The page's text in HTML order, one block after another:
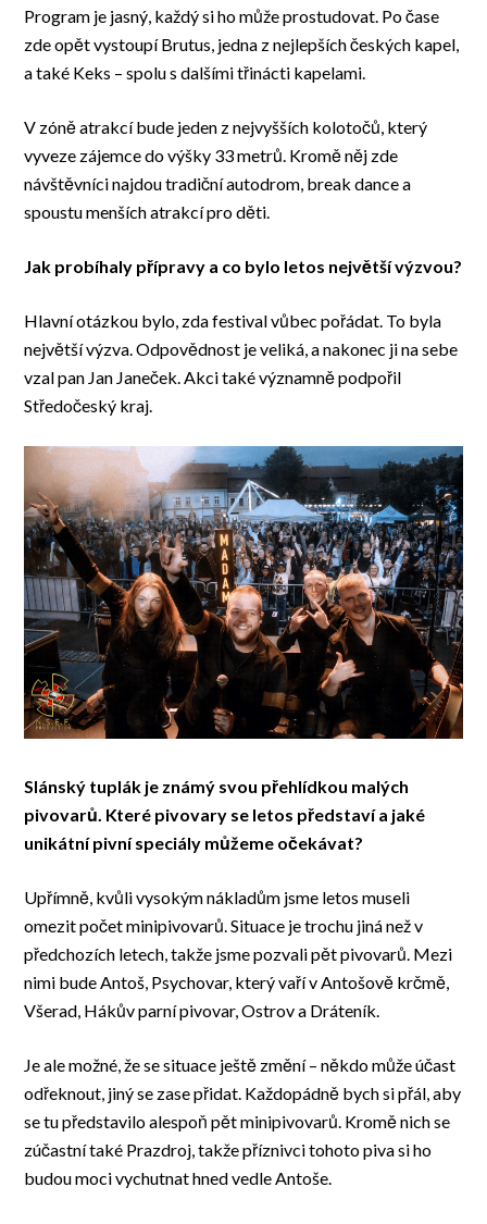
Program je jasný, každý si ho může prostudovat. Po čase
zde opět vystoupí Brutus, jedna z nejlepších českých kapel,
a také Keks – spolu s dalšími třinácti kapelami.
V zóně atrakcí bude jeden z nejvyšších kolotočů, který
vyveze zájemce do výšky 33 metrů. Kromě něj zde
návštěvníci najdou tradiční autodrom, break dance a
spoustu menších atrakcí pro děti.
Jak probíhaly přípravy a co bylo letos největší výzvou?
Hlavní otázkou bylo, zda festival vůbec pořádat. To byla
největší výzva. Odpovědnost je veliká, a nakonec ji na sebe
vzal pan Jan Janeček. Akci také významně podpořil
Středočeský kraj.
Slánský tuplák je známý svou přehlídkou malých
pivovarů. Které pivovary se letos představí a jaké
unikátní pivní speciály můžeme očekávat?
Upřímně, kvůli vysokým nákladům jsme letos museli
omezit počet minipivovarů. Situace je trochu jiná než v
předchozích letech, takže jsme pozvali pět pivovarů. Mezi
nimi bude Antoš, Psychovar, který vaří v Antošově krčmě,
Všerad, Hákův parní pivovar, Ostrov a Dráteník.
Je ale možné, že se situace ještě změní – někdo může účast
odřeknout, jiný se zase přidat. Každopádně bych si přál, aby
se tu představilo alespoň pět minipivovarů. Kromě nich se
zúčastní také Prazdroj, takže příznivci tohoto piva si ho
budou moci vychutnat hned vedle Antoše.